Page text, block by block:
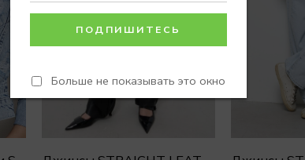
Больше не показывать это окно